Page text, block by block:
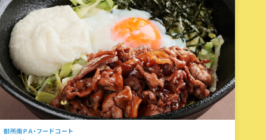
御所南ＰＡ・フードコート